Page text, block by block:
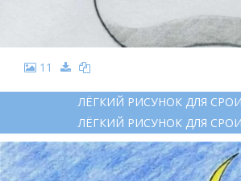
11
ЛЁГКИЙ РИСУНОК ДЛЯ
ЛЁГКИЙ РИСУНОК ДЛЯ